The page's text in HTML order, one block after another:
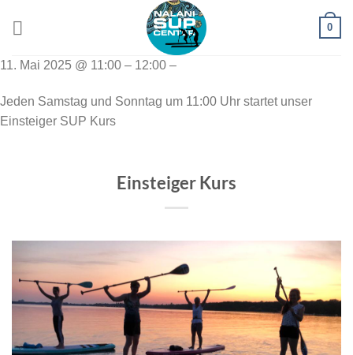
0
11. Mai 2025 @ 11:00 – 12:00 –
Jeden Samstag und Sonntag um 11:00 Uhr startet unser
Einsteiger SUP Kurs
Einsteiger Kurs